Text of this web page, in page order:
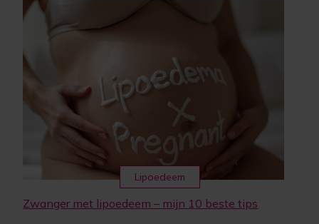
Lipoedeem
Zwanger met lipoedeem – mijn 10 beste tips